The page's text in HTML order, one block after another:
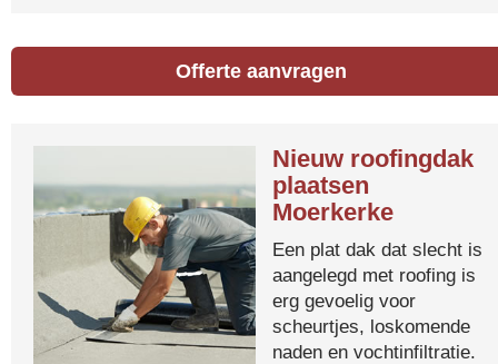
Offerte aanvragen
Nieuw roofingdak
plaatsen
Moerkerke
Een plat dak dat slecht is
aangelegd met roofing is
erg gevoelig voor
scheurtjes, loskomende
naden en vochtinfiltratie.